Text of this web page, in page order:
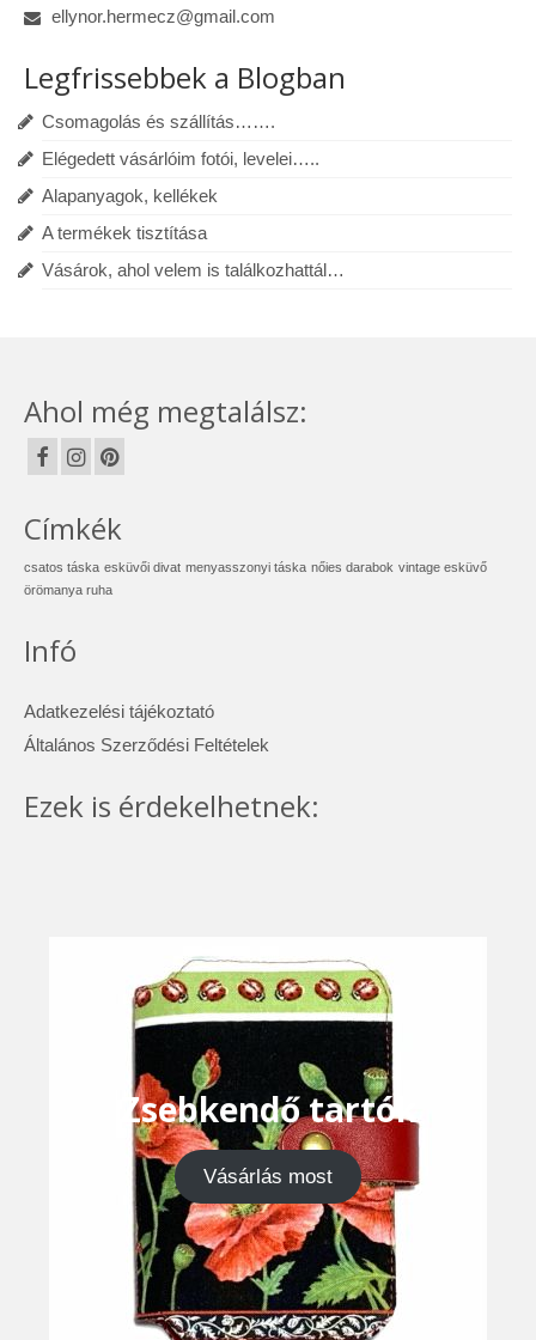
ellynor.hermecz@gmail.com
Legfrissebbek a Blogban
Csomagolás és szállítás…….
Elégedett vásárlóim fotói, levelei…..
Alapanyagok, kellékek
A termékek tisztítása
Vásárok, ahol velem is találkozhattál…
Ahol még megtalálsz:
Címkék
csatos táska esküvői divat menyasszonyi táska nőies darabok vintage esküvő
örömanya ruha
Infó
Adatkezelési tájékoztató
Általános Szerződési Feltételek
Ezek is érdekelhetnek:
Zsebkendő tartók
Vásárlás most